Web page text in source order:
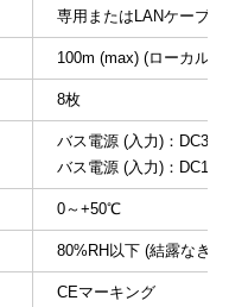
専用またはLANケーブ
100m (max) (ローカル
8枚
バス電源 (入力)：
バス電源 (入力)：
0～+50℃
80%RH以下 (結露なき
CEマーキング